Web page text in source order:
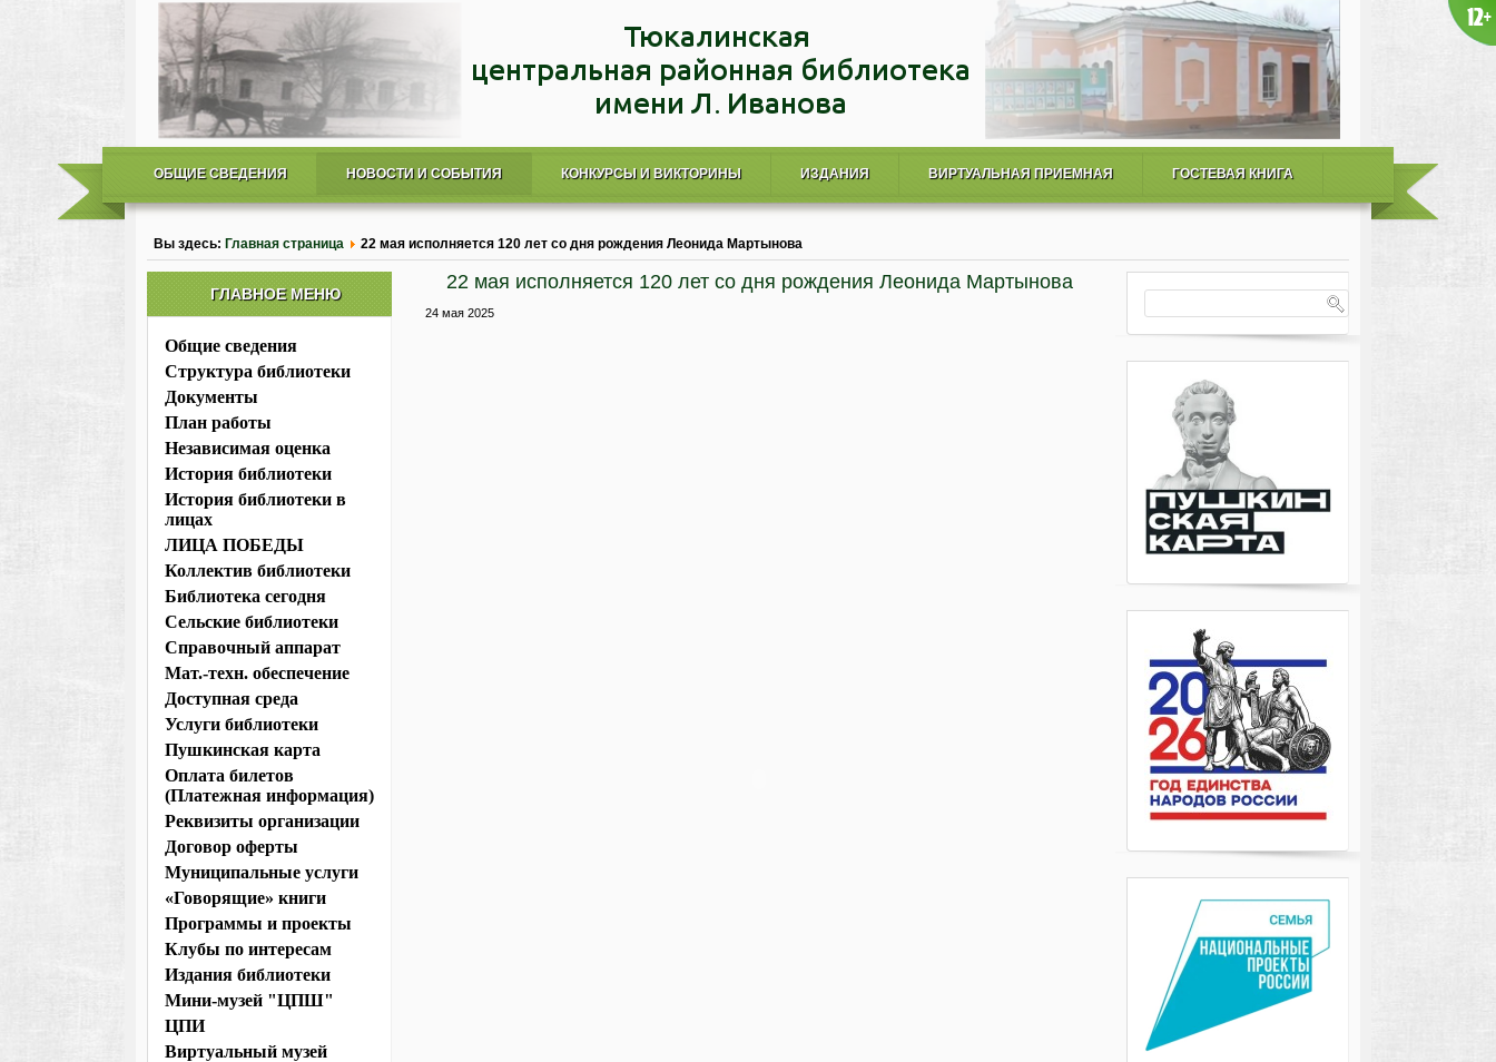
ОБЩИЕ СВЕДЕНИЯ НОВОСТИ И СОБЫТИЯ КОНКУРСЫ И ВИКТОРИНЫ ИЗДАНИЯ ВИРТУАЛЬНАЯ ПРИЕМНАЯ ГОСТЕВАЯ КНИГА
Вы здесь: Главная страница 22 мая исполняется 120 лет со дня рождения Леонида Мартынова
22 мая исполняется 120 лет со дня рождения Леонида Мартынова
24 мая 2025
ГЛАВНОЕ МЕНЮ
Общие сведения
Структура библиотеки
Документы
План работы
Независимая оценка
История библиотеки
История библиотеки в
лицах
ЛИЦА ПОБЕДЫ
Коллектив библиотеки
Библиотека сегодня
Сельские библиотеки
Справочный аппарат
Мат.-техн. обеспечение
Доступная среда
Услуги библиотеки
Пушкинская карта
Оплата билетов
(Платежная информация)
Реквизиты организации
Договор оферты
Муниципальные услуги
«Говорящие» книги
Программы и проекты
Клубы по интересам
Издания библиотеки
Мини-музей "ЦПШ"
ЦПИ
Виртуальный музей